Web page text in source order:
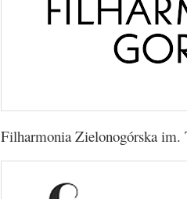
Filharmonia Zielonogórska im.